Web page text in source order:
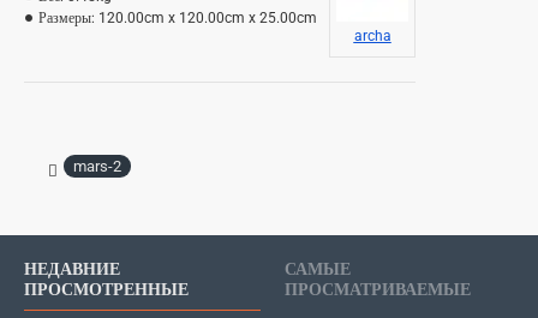
Размеры: 120.00cm x 120.00cm x 25.00cm
archa
mars-2
НЕДАВНИЕ
ПРОСМОТРЕННЫЕ
САМЫЕ
ПРОСМАТРИВАЕМЫЕ